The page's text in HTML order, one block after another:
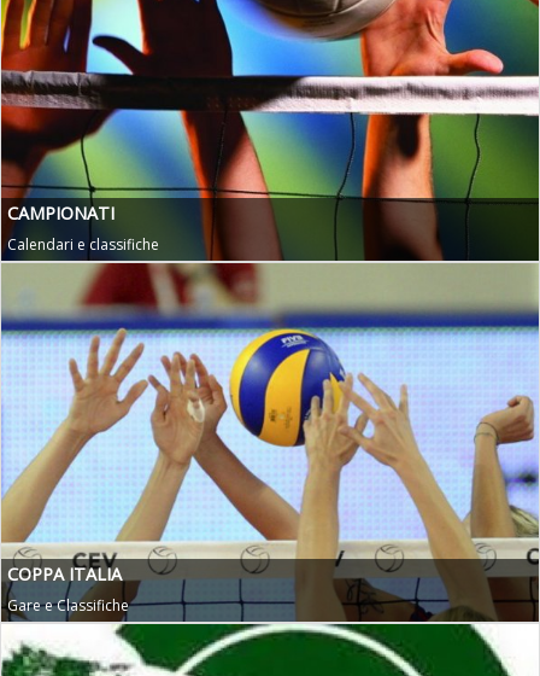
CAMPIONATI
Calendari e classifiche
COPPA ITALIA
Gare e Classifiche